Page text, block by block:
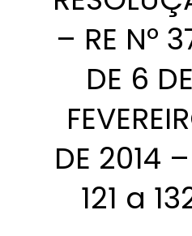
– RE Nº
DE 6 DE
DE 2014
121 a